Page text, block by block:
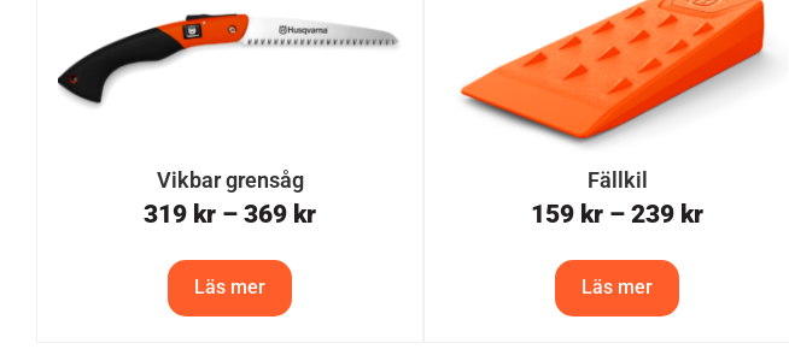
Vikbar grensåg
319 kr – 369 kr
Läs mer
Fällkil
159 kr – 239 kr
Läs mer